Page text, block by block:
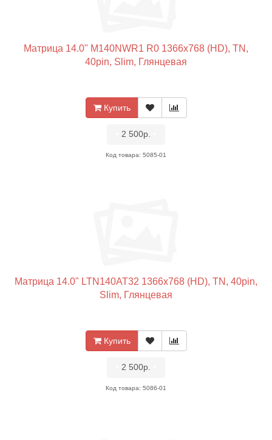
Матрица 14.0" M140NWR1 R0 1366x768 (HD), TN,
40pin, Slim, Глянцевая
Купить
2 500р.
Код товара: 5085-01
Матрица 14.0" LTN140AT32 1366x768 (HD), TN, 40pin,
Slim, Глянцевая
Купить
2 500р.
Код товара: 5086-01